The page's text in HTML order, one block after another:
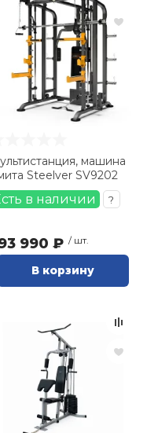
машина
Steelver SV9202
в наличии ?
990 ₽ / шт.
В корзину